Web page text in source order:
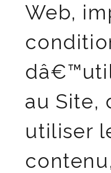
Web,
au Site,
utiliser